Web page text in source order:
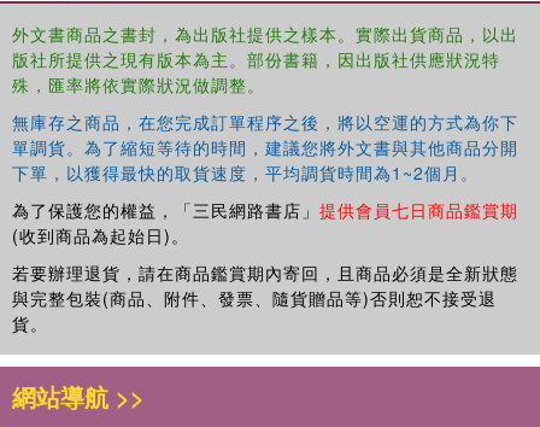
外文書商品之書封，為出版社提供之樣本。實際出貨商品，以出
版社所提供之現有版本為主。部份書籍，因出版社供應狀況特
殊，匯率將依實際狀況做調整。
無庫存之商品，在您完成訂單程序之後，將以空運的方式為你下
單調貨。為了縮短等待的時間，建議您將外文書與其他商品分開
下單，以獲得最快的取貨速度，平均調貨時間為1~2個月。
為了保護您的權益，「三民網路書店」 提供會員七日商品鑑賞期
(收到商品為起始日)。
若要辦理退貨，請在商品鑑賞期內寄回，且商品必須是全新狀態
與完整包裝(商品、附件、發票、隨貨贈品等)否則恕不接受退
貨。
網站導航 >>